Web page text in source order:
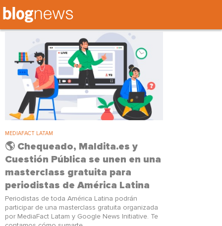
Tag: Masterclass
MEDIAFACT LATAM
🌎 Chequeado, Maldita.es y
Cuestión Pública se unen en una
masterclass gratuita para
periodistas de América Latina
Periodistas de toda América Latina podrán
participar de una masterclass gratuita organizada
por MediaFact Latam y Google News Initiative. Te